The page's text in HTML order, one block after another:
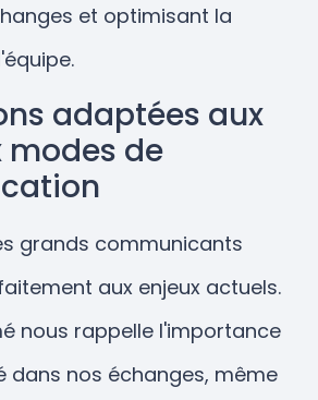
et optimisant la
adaptées aux
modes de
grands communicants
aux enjeux actuels.
nous rappelle l'importance
dans nos échanges, même